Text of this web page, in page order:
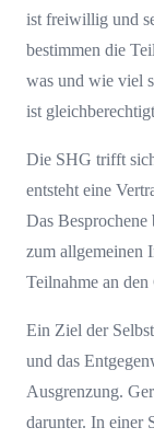
ist freiwillig und
bestimmen die
was und wie viel
ist
Die SHG trifft
entsteht eine
Das
zum allgemeinen
Teilnahme an
Ein Ziel der
und das
Ausgrenzung.
darunter. In einer